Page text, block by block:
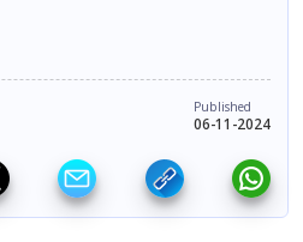
Published
06-11-2024